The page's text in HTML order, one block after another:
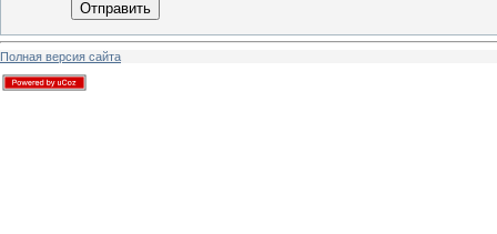
Отправить
Полная версия сайта